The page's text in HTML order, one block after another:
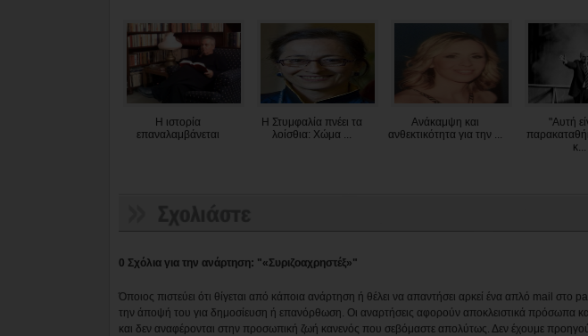
Η ιστορία
επαναλαμβάνεται
Η Στυμφαλία πνέει τα
λοίσθια: Χώμα ...
Ανάκαμψη και
ανθεκτικότητα για την ...
"Αυτή
κ...
0 Σχόλια για την ανάρτηση: "«Συριζοαχρηστέξ»"
Όποιος πιστεύει ότι θίγεται από κάποια ανάρτηση ή θέλει να απαντήσει αρκεί ένα απλό mail στο
την άποψή του για δημοσίευση ή επανόρθωση. Οι αναρτήσεις αφορούν αποκλειστικά πρόσωπα
και δεν αναφέρονται στην προσωπική ζωή κανενός που σεβόμαστε απολύτως. Δεν έχουμε